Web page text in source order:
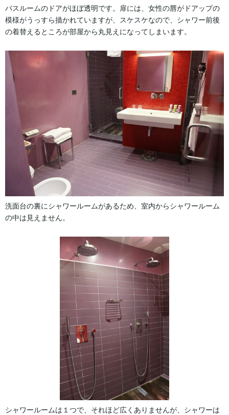
バスルームのドアがほぼ透明です。扉には、女性の唇がドアップの
模様がうっすら描かれていますが、スケスケなので、シャワー前後
の着替えるところが部屋から丸見えになってしまいます。
洗面台の裏にシャワールームがあるため、室内からシャワールーム
の中は見えません。
シャワールームは１つで、それほど広くありませんが、シャワーは